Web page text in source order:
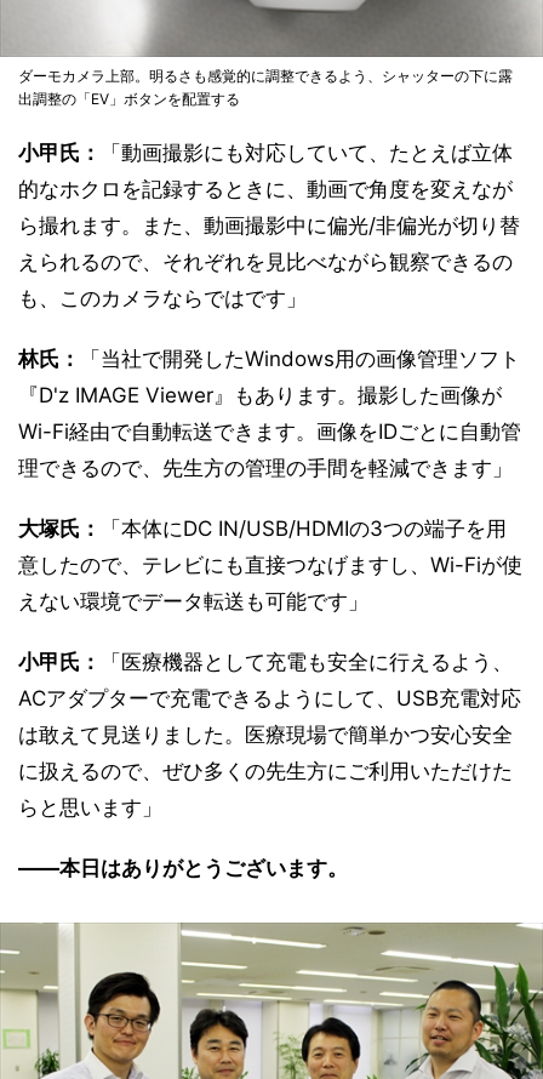
ダーモカメラ上部。明るさも感覚的に調整できるよう、シャッターの下に露
出調整の「EV」ボタンを配置する
小甲氏：
「動画撮影にも対応していて、たとえば立体
的なホクロを記録するときに、動画で角度を変えなが
ら撮れます。また、動画撮影中に偏光/非偏光が切り替
えられるので、それぞれを見比べながら観察できるの
も、このカメラならではです」
林氏：
「当社で開発したWindows用の画像管理ソフト
『D'z IMAGE Viewer』もあります。撮影した画像が
Wi-Fi経由で自動転送できます。画像をIDごとに自動管
理できるので、先生方の管理の手間を軽減できます」
大塚氏：
「本体にDC IN/USB/HDMIの3つの端子を用
意したので、テレビにも直接つなげますし、Wi-Fiが使
えない環境でデータ転送も可能です」
小甲氏：
「医療機器として充電も安全に行えるよう、
ACアダプターで充電できるようにして、USB充電対応
は敢えて見送りました。医療現場で簡単かつ安心安全
に扱えるので、ぜひ多くの先生方にご利用いただけた
らと思います」
――本日はありがとうございます。